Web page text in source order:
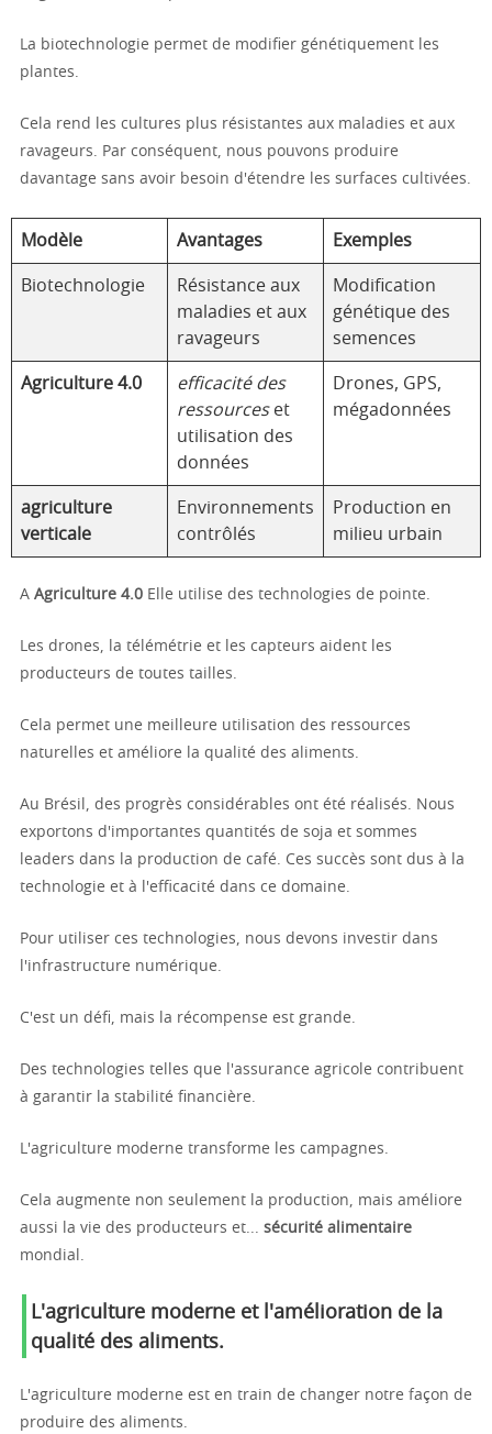
La biotechnologie permet de modifier génétiquement les
plantes.
Cela rend les cultures plus résistantes aux maladies et aux
ravageurs. Par conséquent, nous pouvons produire
davantage sans avoir besoin d'étendre les surfaces cultivées.
Modèle Avantages Exemples
Biotechnologie
Résistance aux
maladies et aux
ravageurs
Modification
génétique des
semences
Agriculture 4.0
efficacité des
ressourceset
utilisation des
données
Drones, GPS,
mégadonnées
agriculture
verticale
Environnements
contrôlés
Production en
milieu urbain
A Agriculture 4.0 Elle utilise des technologies de pointe.
Les drones, la télémétrie et les capteurs aident les
producteurs de toutes tailles.
Cela permet une meilleure utilisation des ressources
naturelles et améliore la qualité des aliments.
Au Brésil, des progrès considérables ont été réalisés. Nous
exportons d'importantes quantités de soja et sommes
leaders dans la production de café. Ces succès sont dus à la
technologie et à l'efficacité dans ce domaine.
Pour utiliser ces technologies, nous devons investir dans
l'infrastructure numérique.
C'est un défi, mais la récompense est grande.
Des technologies telles que l'assurance agricole contribuent
à garantir la stabilité financière.
L'agriculture moderne transforme les campagnes.
Cela augmente non seulement la production, mais améliore
aussi la vie des producteurs et... sécurité alimentaire
mondial.
L'agriculture moderne et l'amélioration de la
qualité des aliments.
L'agriculture moderne est en train de changer notre façon de
produire des aliments.